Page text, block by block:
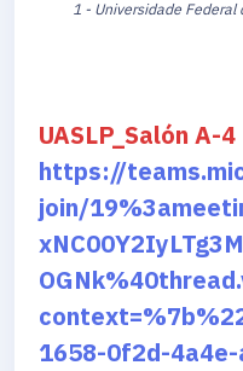
1 - Universidade Federal
UASLP_Salón A-4
https://
join/
1658-0f2d-